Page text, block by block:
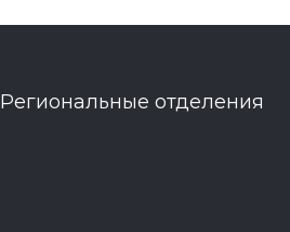
Региональные отделения